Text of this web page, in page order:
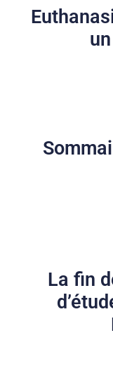
La fin